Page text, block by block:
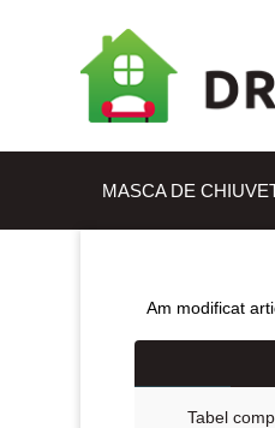
MASCA DE
Am modificat
Tabel